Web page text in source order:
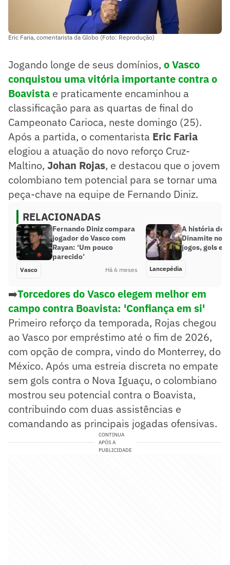
Eric Faria, comentarista da Globo (Foto: Reprodução)
Jogando longe de seus domínios, o Vasco
conquistou uma vitória importante contra o
Boavista e praticamente encaminhou a
classificação para as quartas de final do
Campeonato Carioca, neste domingo (25).
Após a partida, o comentarista Eric Faria
elogiou a atuação do novo reforço Cruz-
Maltino, Johan Rojas, e destacou que o jovem
colombiano tem potencial para se tornar uma
peça-chave na equipe de Fernando Diniz.
RELACIONADAS
Fernando Diniz compara
jogador do Vasco com
Rayan: ‘Um pouco
parecido’
Vasco Há 6 meses
A história de
Dinamite no
jogos, gols e
Lancepédia
➡️Torcedores do Vasco elegem melhor em
campo contra Boavista: 'Confiança em si'
Primeiro reforço da temporada, Rojas chegou
ao Vasco por empréstimo até o fim de 2026,
com opção de compra, vindo do Monterrey, do
México. Após uma estreia discreta no empate
sem gols contra o Nova Iguaçu, o colombiano
mostrou seu potencial contra o Boavista,
contribuindo com duas assistências e
comandando as principais jogadas ofensivas.
CONTINUA
APÓS A
PUBLICIDADE